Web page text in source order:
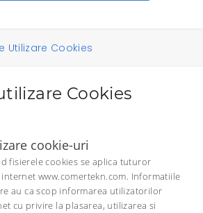
Utilizare Cookies
Cookies
cookie-uri
fisierele cookies se aplica tuturor
www.comertekn.com. Informatiile
au ca scop informarea utilizatorilor
cu privire la plasarea, utilizarea si